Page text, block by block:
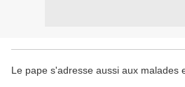
Le pape s'adresse aussi aux malades